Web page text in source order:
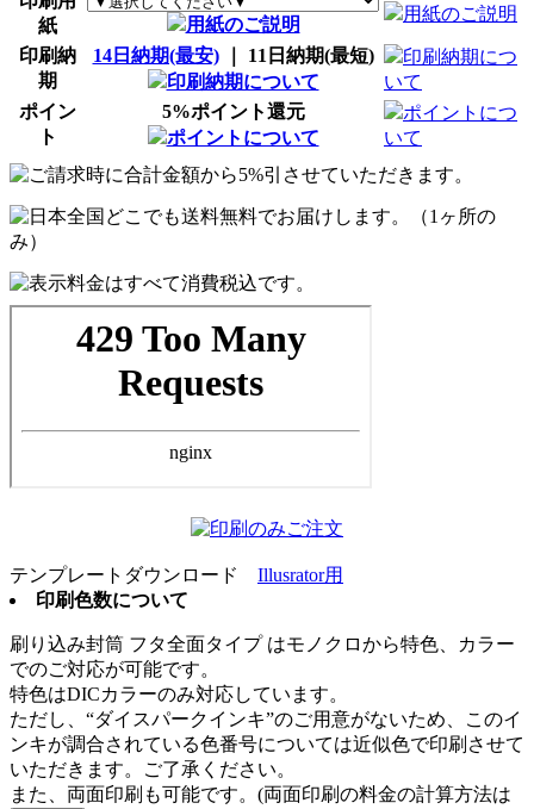
紙
用紙のご説明
用紙のご説明
印刷納
期
14日納期(最安)｜ 11日納期(最短)
印刷納期について
印刷納期につ
いて
ポイン
ト
5%ポイント還元
ポイントについて
ポイントにつ
いて
テンプレートダウンロード Illusrator用
印刷色数について
刷り込み封筒 フタ全面タイプはモノクロから特色、カラー
でのご対応が可能です。
特色はDICカラーのみ対応しています。
ただし、“ダイスパークインキ”のご用意がないため、このイ
ンキが調合されている色番号については近似色で印刷させて
いただきます。ご了承ください。
また、両面印刷も可能です。(両面印刷の料金の計算方法は